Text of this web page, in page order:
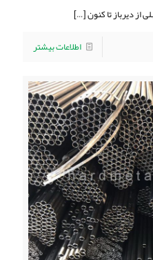
از دیرباز تا کنون[…]
اطلاعات بیشتر